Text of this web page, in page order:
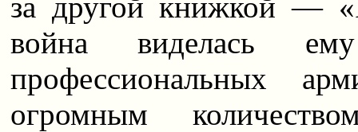
война виделась
профессиональных
огромным